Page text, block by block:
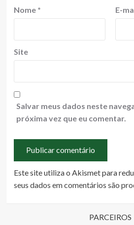
Nome * E-
Site
Salvar meus dados neste
próxima vez que eu comentar.
Este site utiliza o Akismet para
seus dados em comentários são
PARCEIROS